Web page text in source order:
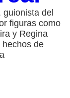
del
figuras como
y Regina
hechos de